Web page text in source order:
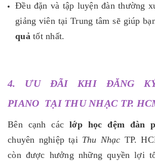
Đều đặn và tập luyện đàn thường
giảng viên tại Trung tâm sẽ giúp
quảtốt nhất.
4. ƯU ĐÃI KHI ĐĂNG
PIANO TẠI THU NHẠC TP.
Bên cạnh cáclớp học đệm đàn
chuyên nghiệp tại Thu Nhạc TP.
còn được hưởng những quyền lợi